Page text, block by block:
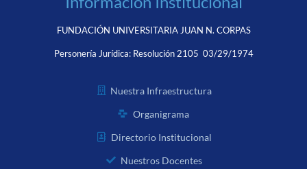
FUNDACIÓN UNIVERSITARIA JUAN N. CORPAS
Personería Jurídica: Resolución 2105 03/29/1974
Nuestra Infraestructura
Organigrama
Directorio Institucional
Nuestros Docentes